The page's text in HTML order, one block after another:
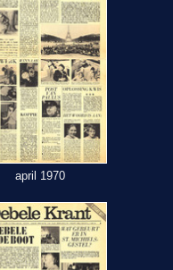
april 1970